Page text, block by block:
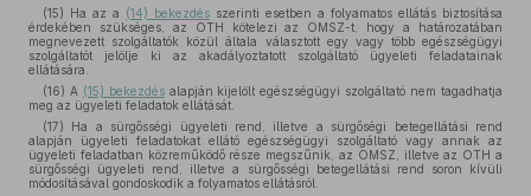
(15) Ha az a (14) bekezdés szerinti esetben a folyamatos ellátás biztosítása
érdekében szükséges, az OTH kötelezi az OMSZ-t, hogy a határozatában
megnevezett szolgáltatók közül általa választott egy vagy több egészségügyi
szolgáltatót jelölje ki az akadályoztatott szolgáltató ügyeleti feladatainak
ellátására.
(16) A (15) bekezdésalapján kijelölt egészségügyi szolgáltató nem tagadhatja
meg az ügyeleti feladatok ellátását.
(17) Ha a sürgősségi ügyeleti rend, illetve a sürgőségi betegellátási rend
alapján ügyeleti feladatokat ellátó egészségügyi szolgáltató vagy annak az
ügyeleti feladatban közreműködő része megszűnik, az OMSZ, illetve az OTH a
sürgősségi ügyeleti rend, illetve a sürgősségi betegellátási rend soron kívüli
módosításával gondoskodik a folyamatos ellátásról.